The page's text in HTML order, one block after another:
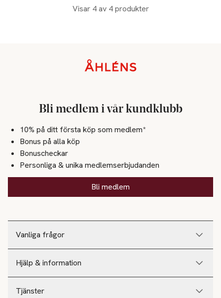
Visar 4 av 4 produkter
Vanliga frågor
Hjälp & information
Tjänster
Bli medlem i vår kundklubb
10% på ditt första köp som medlem*
Bonus på alla köp
Bonuscheckar
Personliga & unika medlemserbjudanden
Bli medlem